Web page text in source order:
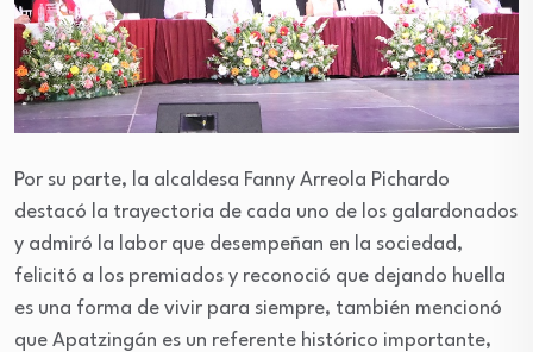
Por su parte, la alcaldesa Fanny Arreola Pichardo
destacó la trayectoria de cada uno de los galardonados
y admiró la labor que desempeñan en la sociedad,
felicitó a los premiados y reconoció que dejando huella
es una forma de vivir para siempre, también mencionó
que Apatzingán es un referente histórico importante,